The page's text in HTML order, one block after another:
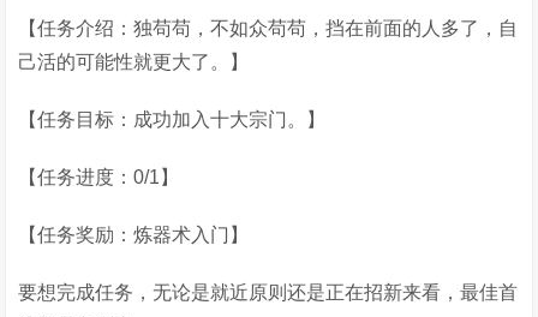
【任务介绍：独苟苟，不如众苟苟，挡在前面的人多了，自
己活的可能性就更大了。】
【任务目标：成功加入十大宗门。】
【任务进度：0/1】
【任务奖励：炼器术入门】
要想完成任务，无论是就近原则还是正在招新来看，最佳首